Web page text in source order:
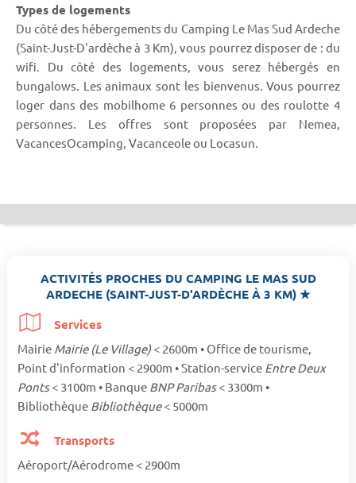
Types de logements
Du côté des hébergements du Camping Le Mas Sud Ardeche
(Saint-Just-D'ardèche à 3 Km), vous pourrez disposer de : du
wifi. Du côté des logements, vous serez hébergés en
bungalows. Les animaux sont les bienvenus. Vous pourrez
loger dans des mobilhome 6 personnes ou des roulotte 4
personnes. Les offres sont proposées par Nemea,
VacancesOcamping, Vacanceole ou Locasun.
ACTIVITÉS PROCHES DU CAMPING LE MAS SUD
ARDECHE (SAINT-JUST-D'ARDÈCHE À 3 KM) ★
Services
Mairie Mairie (Le Village) < 2600m • Office de tourisme,
Point d'information < 2900m • Station-service Entre Deux
Ponts< 3100m • Banque BNP Paribas< 3300m •
Bibliothèque Bibliothèque< 5000m
Transports
Aéroport/Aérodrome < 2900m